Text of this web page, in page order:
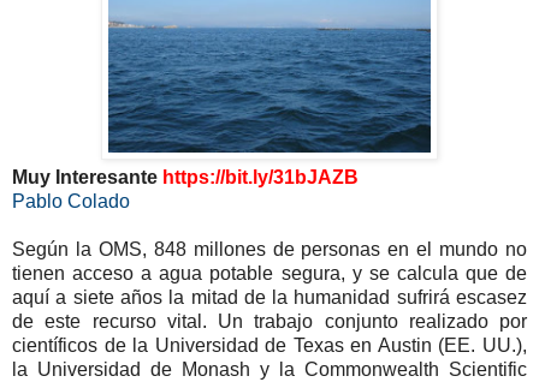
Muy Interesante https://bit.ly/31bJAZB
Pablo Colado
Según la OMS, 848 millones de personas en el mundo no
tienen acceso a agua potable segura, y se calcula que de
aquí a siete años la mitad de la humanidad sufrirá escasez
de este recurso vital. Un trabajo conjunto realizado por
científicos de la Universidad de Texas en Austin (EE. UU.),
la Universidad de Monash y la Commonwealth Scientific